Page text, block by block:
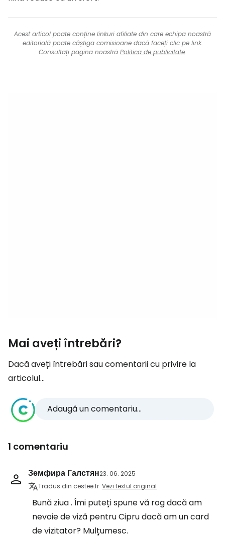
Acest articol poate conține linkuri afiliate din care echipa noastră
editorială poate câștiga comisioane dacă faceți clic pe link.
Consultați pagina noastră Politica de publicitate.
Mai aveți întrebări?
Dacă aveți întrebări sau comentarii cu privire la
articolul...
Adaugă un comentariu...
1 comentariu
Земфира Галстян23. 06. 2025
Tradus din cestee.fr Vezi textul original
Bună ziua . Îmi puteți spune vă rog dacă am
nevoie de viză pentru Cipru dacă am un card
de vizitator? Mulțumesc.